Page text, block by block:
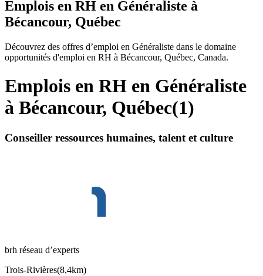
Emplois en RH en Généraliste à
Bécancour, Québec
Découvrez des offres d’emploi en Généraliste dans le domaine
opportunités d'emploi en RH à Bécancour, Québec, Canada.
Emplois en RH en Généraliste
à Bécancour, Québec(1)
Conseiller ressources humaines, talent et culture
brh réseau d’experts
Trois-Rivières(8,4km)